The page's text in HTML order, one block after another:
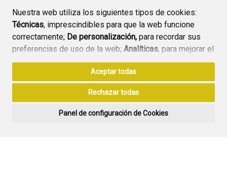
Nuestra web utiliza los siguientes tipos de cookies:
Técnicas, imprescindibles para que la web funcione
correctamente; De personalización, para recordar sus
preferencias de uso de la web; Analíticas, para mejorar el
funcionamiento de la web y sus servicios.
Si acepta pulsando el botón“Aceptar todas”
consideramos que acepta su uso. Si pulsa el botón
ninguna acción, se guardarán las cookies técnicas
Aceptar todas
Rechazar todas
Panel de configuración de Cookies